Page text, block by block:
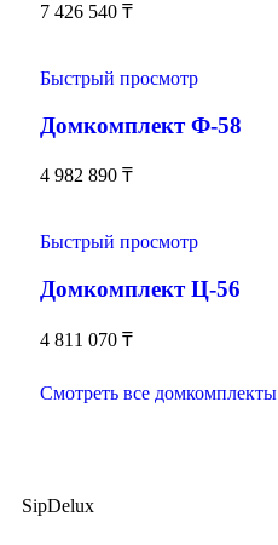
7 426 540 ₸
Быстрый просмотр
Домкомплект Ф-58
4 982 890 ₸
Быстрый просмотр
Домкомплект Ц-56
4 811 070 ₸
Смотреть все домкомплекты
SipDelux